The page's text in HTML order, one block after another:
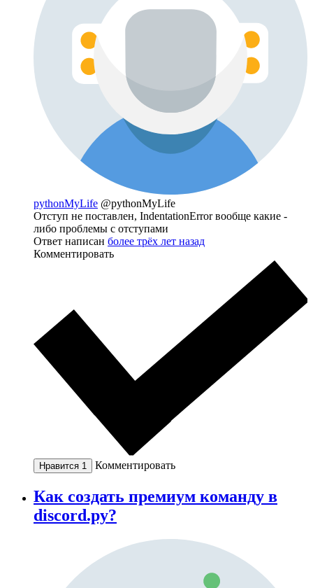
pythonMyLife @pythonMyLife
Отступ не поставлен, IndentationError вообще какие -
либо проблемы с отступами
Ответ написан более трёх лет назад
Комментировать
Нравится 1 Комментировать
Как создать премиум команду в
discord.py?